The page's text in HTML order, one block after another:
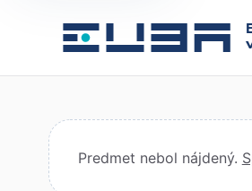
Predmet nebol nájdený.